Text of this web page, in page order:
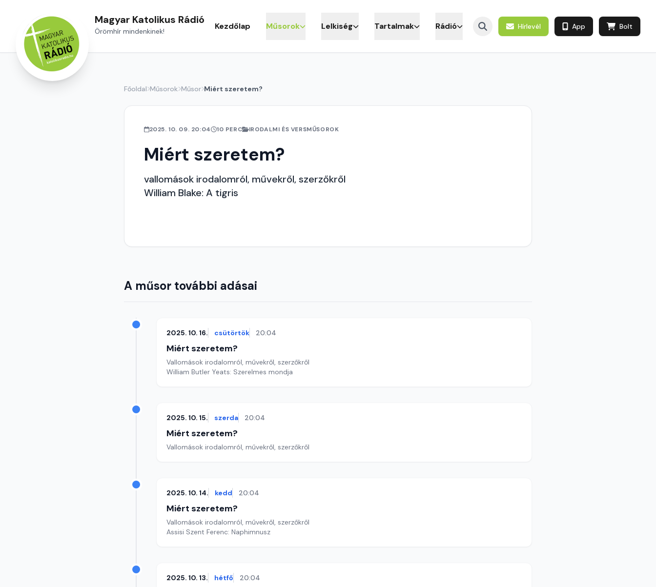
Magyar Katolikus Rádió
Örömhír mindenkinek! Kezdőlap Műsorok Lelkiség Tartalmak Rádió Hírlevél App Bolt
Főoldal Műsorok Műsor Miért szeretem?
2025. 10. 09. 20:04 10 PERC IRODALMI ÉS VERSMŰSOROK
Miért szeretem?
vallomások irodalomról, művekről, szerzőkről
William Blake: A tigris
A műsor további adásai
2025. 10. 16. csütörtök 20:04
Miért szeretem?
Vallomások irodalomról, művekről, szerzőkről
William Butler Yeats: Szerelmes mondja
2025. 10. 15. szerda 20:04
Miért szeretem?
Vallomások irodalomról, művekről, szerzőkről
2025. 10. 14. kedd 20:04
Miért szeretem?
Vallomások irodalomról, művekről, szerzőkről
Assisi Szent Ferenc: Naphimnusz
2025. 10. 13. hétfő 20:04